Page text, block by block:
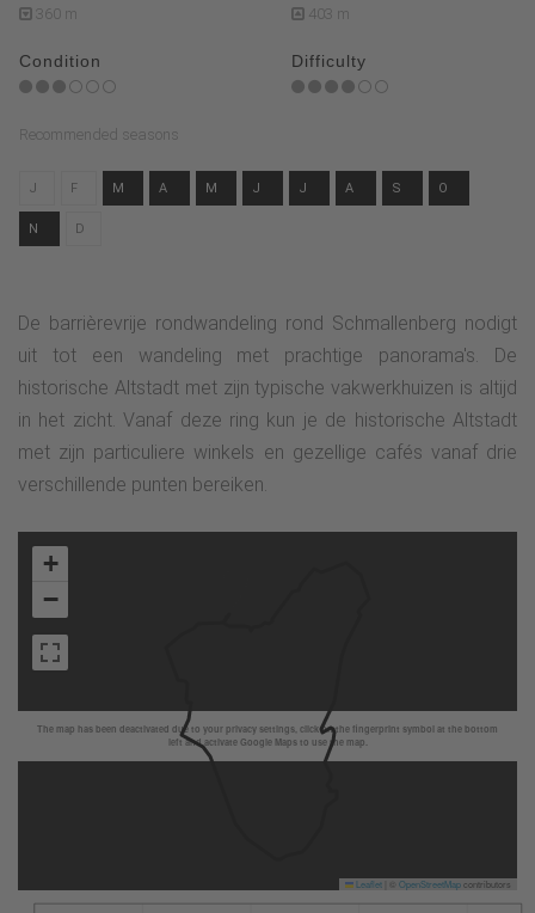
360 m 403 m
Condition Difficulty
Recommended seasons
J F M A M J J A S O
N D
De barrièrevrije rondwandeling rond Schmallenberg nodigt
uit tot een wandeling met prachtige panorama's. De
historische Altstadt met zijn typische vakwerkhuizen is altijd
in het zicht. Vanaf deze ring kun je de historische Altstadt
met zijn particuliere winkels en gezellige cafés vanaf drie
verschillende punten bereiken.
The map has been deactivated due to your privacy settings, click on the fingerprint symbol at the bottom
left and activate Google Maps to use the map.
+
−
Leaflet OpenStreetMapcontributors